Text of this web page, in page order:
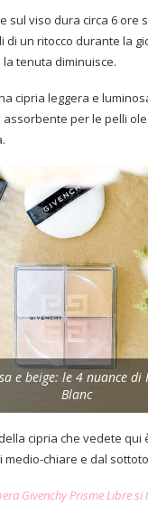
sul viso dura circa 6 ore
un ritocco durante la
tenuta diminuisce.
cipria leggera e
per le pelli
e beige: le 4 nuance di
Blanc
cipria che vedete qui
medio-chiare e dal
Givenchy Prisme Libre